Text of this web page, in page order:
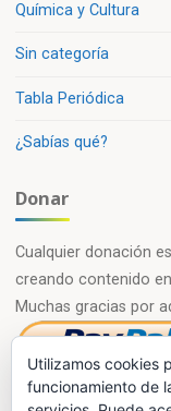
Química y Cultura
Sin categoría
Tabla Periódica
¿Sabías qué?
Donar
Cualquier donación
creando contenido
Muchas gracias por
Utilizamos cookies
funcionamiento de